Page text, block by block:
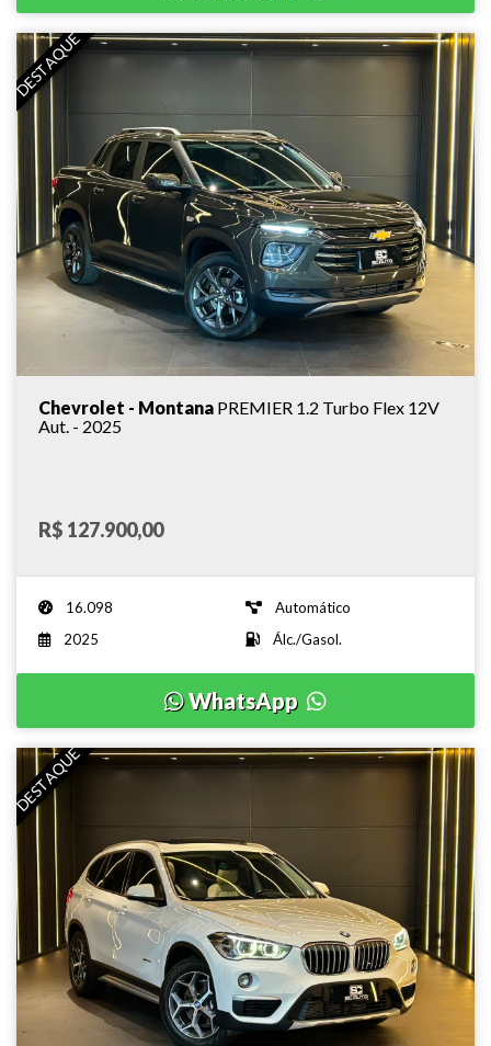
DESTAQUE
Chevrolet - Montana PREMIER 1.2 Turbo Flex 12V
Aut. - 2025
R$ 127.900,00
16.098
Automático
2025
Álc./Gasol.
WhatsApp
DESTAQUE